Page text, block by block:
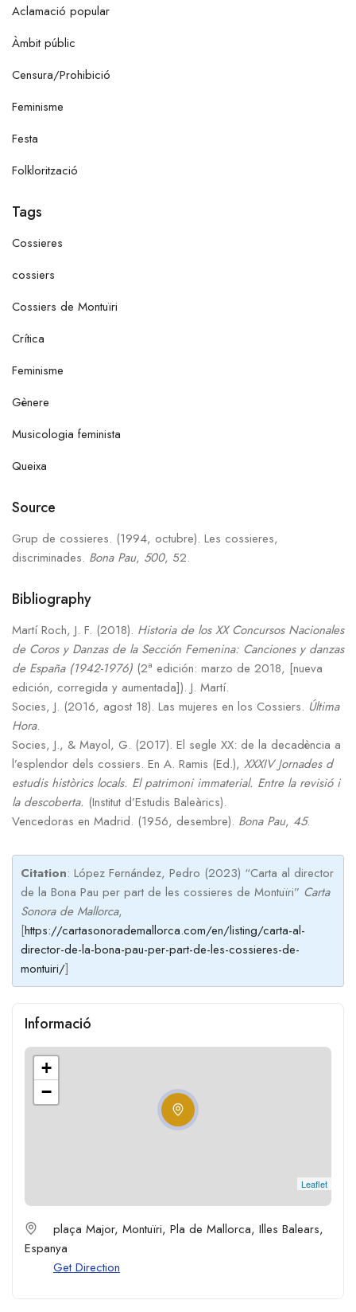
Aclamació popular
Àmbit públic
Censura/Prohibició
Feminisme
Festa
Folklorització
Tags
Cossieres
cossiers
Cossiers de Montuïri
Crítica
Feminisme
Gènere
Musicologia feminista
Queixa
Source
Grup de cossieres. (1994, octubre). Les cossieres,
discriminades. Bona Pau, 500, 52.
Bibliography
Martí Roch, J. F. (2018). Historia de los XX Concursos Nacionales
de Coros y Danzas de la Sección Femenina: Canciones y danzas
de España (1942-1976) (2a edición: marzo de 2018, [nueva
edición, corregida y aumentada]). J. Martí.
Socies, J. (2016, agost 18). Las mujeres en los Cossiers. Última
Hora.
Socies, J., & Mayol, G. (2017). El segle XX: de la decadència a
l’esplendor dels cossiers. En A. Ramis (Ed.), XXXIV Jornades d
estudis històrics locals. El patrimoni immaterial. Entre la revisió i
la descoberta. (Institut d’Estudis Baleàrics).
Vencedoras en Madrid. (1956, desembre). Bona Pau, 45.
Citation: López Fernández, Pedro (2023) “Carta al director
de la Bona Pau per part de les cossieres de Montuïri” Carta
Sonora de Mallorca,
[https://cartasonorademallorca.com/en/listing/carta-al-
director-de-la-bona-pau-per-part-de-les-cossieres-de-
montuiri/]
Informació
+
−
Leaflet
plaça Major, Montuïri, Pla de Mallorca, Illes Balears,
Espanya
Get Direction